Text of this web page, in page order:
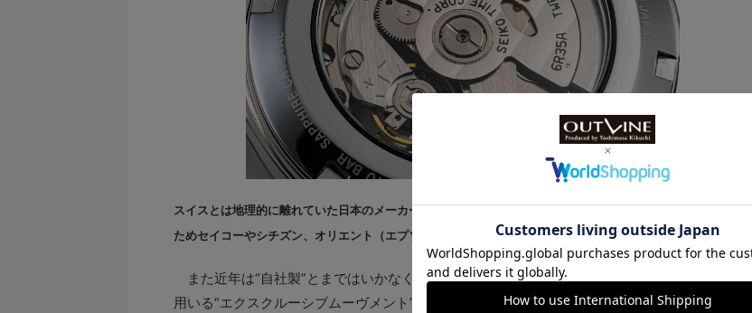
スイスとは地理的に離れていた日本のメーカーは、早くからムーヴメントの自社開発に乗り出していた。その
ためセイコーやシチズン、オリエント（エプソン）といった大手どころは、ほぼ自社製ムーヴメントだ
また近年は“自社製”とまではいかなくとも、各ブランド“専用”として開発されたエボーシュを
用いる“エクスクルーシブムーヴメント”と呼ばれるものも増えてきた。筆頭はスウォッチ グル